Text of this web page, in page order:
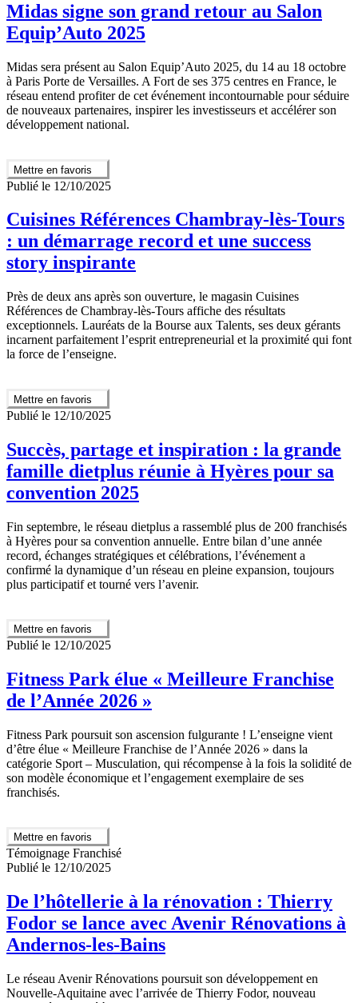
Midas signe son grand retour au Salon
Equip’Auto 2025
Midas sera présent au Salon Equip’Auto 2025, du 14 au 18 octobre
à Paris Porte de Versailles. A Fort de ses 375 centres en France, le
réseau entend profiter de cet événement incontournable pour séduire
de nouveaux partenaires, inspirer les investisseurs et accélérer son
développement national.
Mettre en favoris
Publié le 12/10/2025
Cuisines Références Chambray-lès-Tours
: un démarrage record et une success
story inspirante
Près de deux ans après son ouverture, le magasin Cuisines
Références de Chambray-lès-Tours affiche des résultats
exceptionnels. Lauréats de la Bourse aux Talents, ses deux gérants
incarnent parfaitement l’esprit entrepreneurial et la proximité qui font
la force de l’enseigne.
Mettre en favoris
Publié le 12/10/2025
Succès, partage et inspiration : la grande
famille dietplus réunie à Hyères pour sa
convention 2025
Fin septembre, le réseau dietplus a rassemblé plus de 200 franchisés
à Hyères pour sa convention annuelle. Entre bilan d’une année
record, échanges stratégiques et célébrations, l’événement a
confirmé la dynamique d’un réseau en pleine expansion, toujours
plus participatif et tourné vers l’avenir.
Mettre en favoris
Publié le 12/10/2025
Fitness Park élue « Meilleure Franchise
de l’Année 2026 »
Fitness Park poursuit son ascension fulgurante ! L’enseigne vient
d’être élue « Meilleure Franchise de l’Année 2026 » dans la
catégorie Sport – Musculation, qui récompense à la fois la solidité de
son modèle économique et l’engagement exemplaire de ses
franchisés.
Mettre en favoris
Témoignage Franchisé
Publié le 12/10/2025
De l’hôtellerie à la rénovation : Thierry
Fodor se lance avec Avenir Rénovations à
Andernos-les-Bains
Le réseau Avenir Rénovations poursuit son développement en
Nouvelle-Aquitaine avec l’arrivée de Thierry Fodor, nouveau